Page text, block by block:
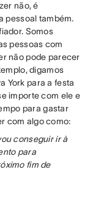
não, é
pessoal também.
Somos
pessoas com
não pode parecer
digamos
York para a festa
importe com ele e
para gastar
com algo como:
conseguir ir à
para
fim de